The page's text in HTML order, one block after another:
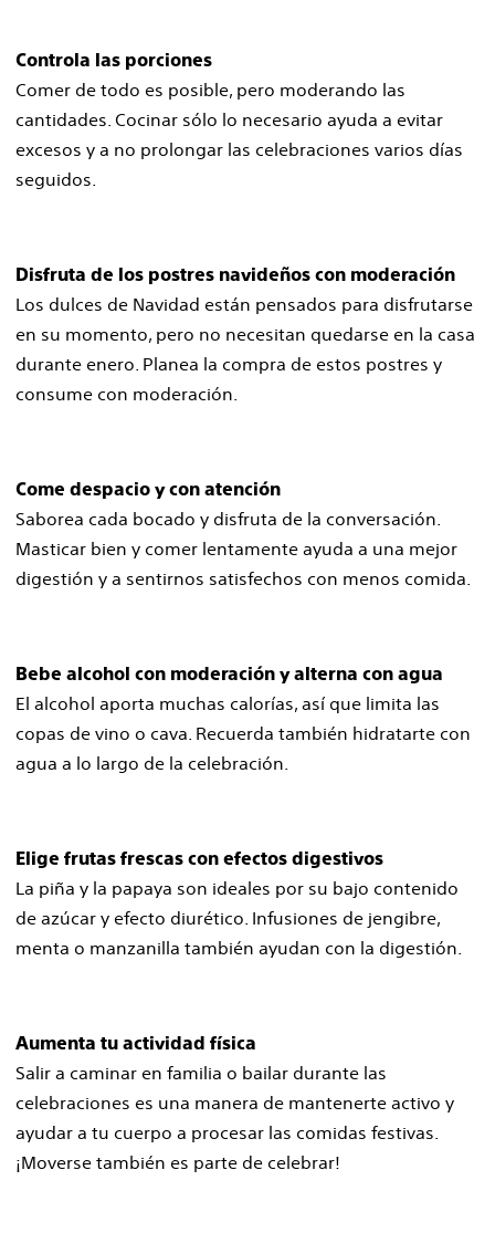
Controla las porciones
Comer de todo es posible, pero moderando las
cantidades. Cocinar sólo lo necesario ayuda a evitar
excesos y a no prolongar las celebraciones varios días
seguidos.
Disfruta de los postres navideños con moderación
Los dulces de Navidad están pensados para disfrutarse
en su momento, pero no necesitan quedarse en la casa
durante enero. Planea la compra de estos postres y
consume con moderación.
Come despacio y con atención
Saborea cada bocado y disfruta de la conversación.
Masticar bien y comer lentamente ayuda a una mejor
digestión y a sentirnos satisfechos con menos comida.
Bebe alcohol con moderación y alterna con agua
El alcohol aporta muchas calorías, así que limita las
copas de vino o cava. Recuerda también hidratarte con
agua a lo largo de la celebración.
Elige frutas frescas con efectos digestivos
La piña y la papaya son ideales por su bajo contenido
de azúcar y efecto diurético. Infusiones de jengibre,
menta o manzanilla también ayudan con la digestión.
Aumenta tu actividad física
Salir a caminar en familia o bailar durante las
celebraciones es una manera de mantenerte activo y
ayudar a tu cuerpo a procesar las comidas festivas.
¡Moverse también es parte de celebrar!